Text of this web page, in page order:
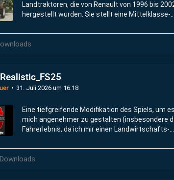
Landtraktoren, die von Renault von 1996 bis
hergestellt wurden. Sie stellt eine Mittelklasse-
größeren Atles Traktoren dar.
31. Juli 2026 um 16:18
Eine tiefgreifende Modifikation des Spiels, um
mich angenehmer zu gestalten (insbesondere
Fahrerlebnis, da ich mir einen Landwirtschafts-